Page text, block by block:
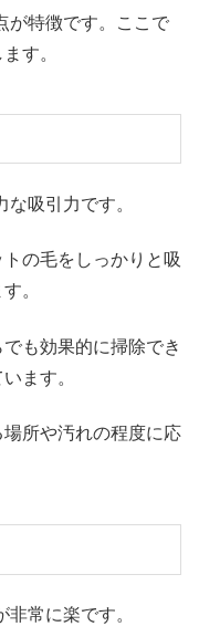
が特徴です。ここで
す。
吸引力です。
の毛をしっかりと吸
。
も効果的に掃除でき
ます。
所や汚れの程度に応
常に楽です。